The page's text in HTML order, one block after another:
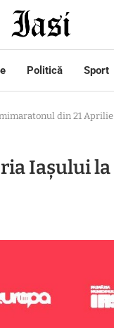
Politică Sport
din 21 Aprilie
Iașului la